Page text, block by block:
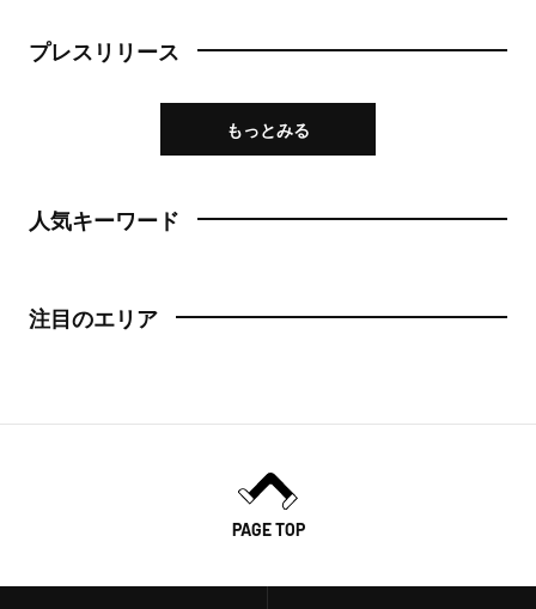
プレスリリース
もっとみる
人気キーワード
注目のエリア
PAGE TOP